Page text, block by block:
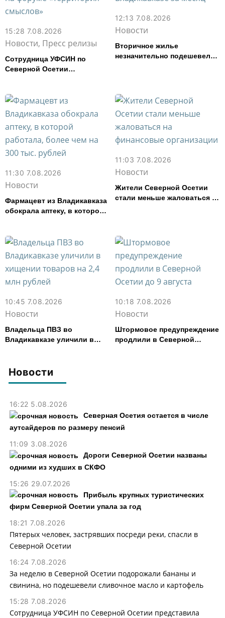
Новости
16:22 5.08.2026
Северная Осетия остается в числе
аутсайдеров по размеру пенсий
11:09 3.08.2026
Дороги Северной Осетии названы
одними из худших в СКФО
15:26 29.07.2026
Прибыль крупных туристических
фирм Северной Осетии упала за год
18:21 7.08.2026
Пятерых человек, застрявших посреди реки, спасли в
Северной Осетии
16:24 7.08.2026
За неделю в Северной Осетии подорожали бананы и
свинина, но подешевели сливочное масло и картофель
15:28 7.08.2026
Сотрудница УФСИН по Северной Осетии представила
15:28 7.08.2026
Новости, Пресс релизы
Сотрудница УФСИН по
Северной Осетии
смыслов»
12:13 7.08.2026
Новости
Вторичное жилье
незначительно подешевело
11:30 7.08.2026
Новости
Фармацевт из Владикавказа
обокрала аптеку, в которой
11:03 7.08.2026
Новости
Жители Северной Осетии
стали меньше жаловаться на
10:45 7.08.2026
Новости
Владельца ПВЗ во
Владикавказе уличили в
10:18 7.08.2026
Новости
Штормовое предупреждение
продлили в Северной